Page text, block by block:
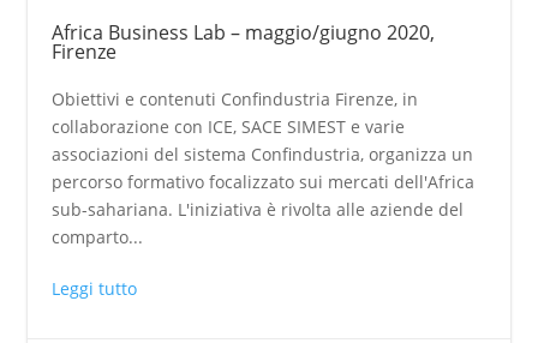
Africa Business Lab – maggio/giugno 2020,
Firenze
Obiettivi e contenuti Confindustria Firenze, in
collaborazione con ICE, SACE SIMEST e varie
associazioni del sistema Confindustria, organizza un
percorso formativo focalizzato sui mercati dell'Africa
sub-sahariana. L'iniziativa è rivolta alle aziende del
comparto...
Leggi tutto